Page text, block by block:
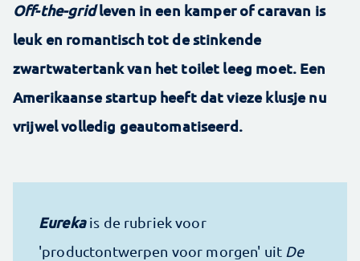
Off-the-gridleven in een kamper of caravan is
leuk en romantisch tot de stinkende
zwartwatertank van het toilet leeg moet. Een
Amerikaanse startup heeft dat vieze klusje nu
vrijwel volledig geautomatiseerd.
Eurekais de rubriek voor
'productontwerpen voor morgen' uit De